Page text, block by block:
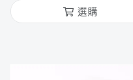
選購